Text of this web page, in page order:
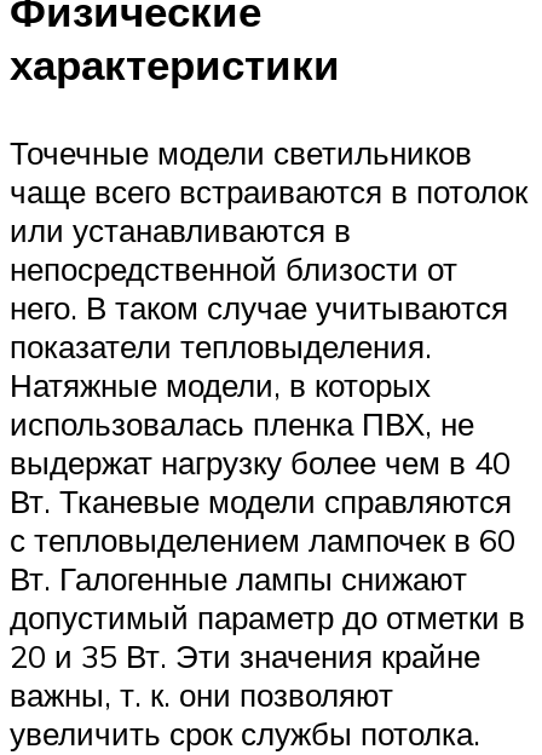
Физические
характеристики
Точечные модели светильников
чаще всего встраиваются в потолок
или устанавливаются в
непосредственной близости от
него. В таком случае учитываются
показатели тепловыделения.
Натяжные модели, в которых
использовалась пленка ПВХ, не
выдержат нагрузку более чем в 40
Вт. Тканевые модели справляются
с тепловыделением лампочек в 60
Вт. Галогенные лампы снижают
допустимый параметр до отметки в
20 и 35 Вт. Эти значения крайне
важны, т. к. они позволяют
увеличить срок службы потолка.